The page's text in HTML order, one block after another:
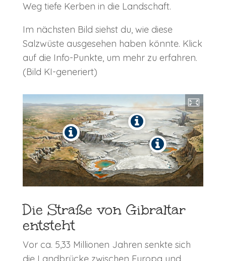
Weg tiefe Kerben in die Landschaft.
Im nächsten Bild siehst du, wie diese
Salzwüste ausgesehen haben könnte. Klick
auf die Info-Punkte, um mehr zu erfahren.
(Bild KI-generiert)
Die Straße von Gibraltar
entsteht
Vor ca. 5,33 Millionen Jahren senkte sich